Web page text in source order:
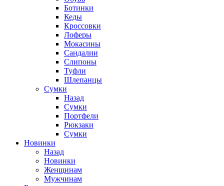
Ботинки
Кеды
Кроссовки
Лоферы
Мокасины
Сандалии
Слипоны
Туфли
Шлепанцы
Сумки
Назад
Сумки
Портфели
Рюкзаки
Сумки
Новинки
Назад
Новинки
Женщинам
Мужчинам